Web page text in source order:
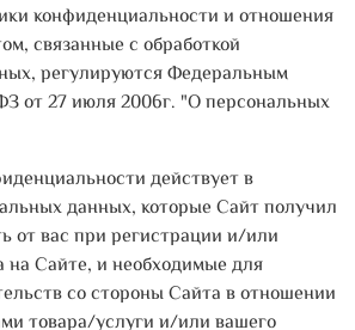
конфиденциальности и отношения
связанные с обработкой
регулируются Федеральным
от 27 июля 2006г. "О персональных
действует в
данных, которые Сайт получил
от вас при регистрации и/или
на Сайте, и необходимые для
со стороны Сайта в отношении
товара/услуги и/или вашего